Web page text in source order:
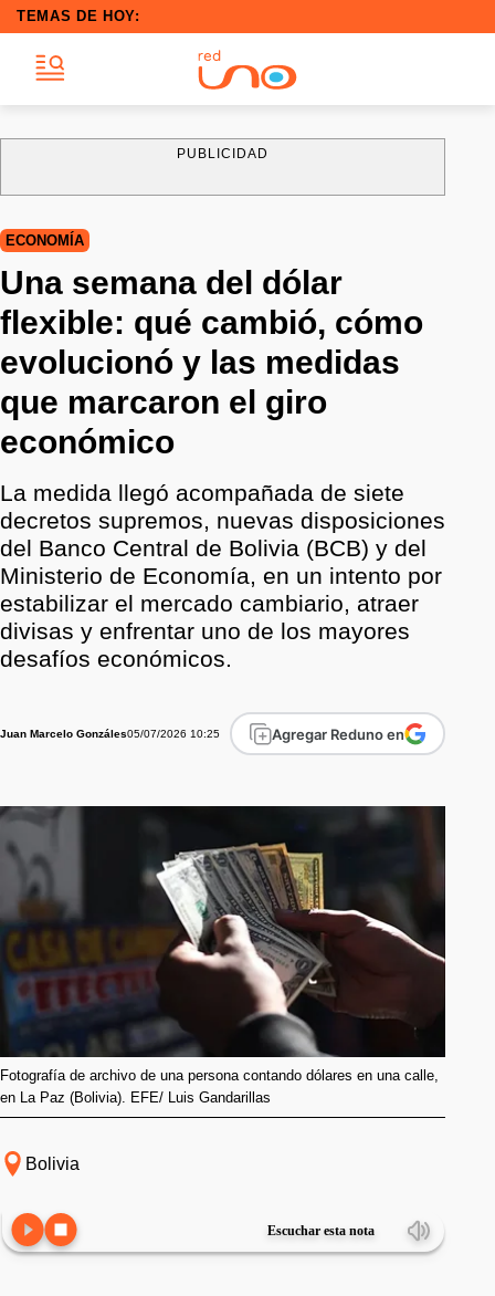
TEMAS DE HOY:
PUBLICIDAD
ECONOMÍA
Una semana del dólar
flexible: qué cambió, cómo
evolucionó y las medidas
que marcaron el giro
económico
La medida llegó acompañada de siete
decretos supremos, nuevas disposiciones
del Banco Central de Bolivia (BCB) y del
Ministerio de Economía, en un intento por
estabilizar el mercado cambiario, atraer
divisas y enfrentar uno de los mayores
desafíos económicos.
Juan Marcelo Gonzáles05/07/2026 10:25 Agregar Reduno en
Fotografía de archivo de una persona contando dólares en una calle,
en La Paz (Bolivia). EFE/ Luis Gandarillas
Bolivia
Escuchar esta nota